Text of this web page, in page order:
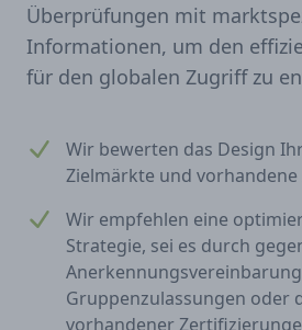
Überprüfungen mit
Informationen, um den
für den globalen Zugriff zu
Wir bewerten das Design
Zielmärkte und
Wir empfehlen eine
Strategie, sei es durch
Gruppenzulassungen oder
vorhandener